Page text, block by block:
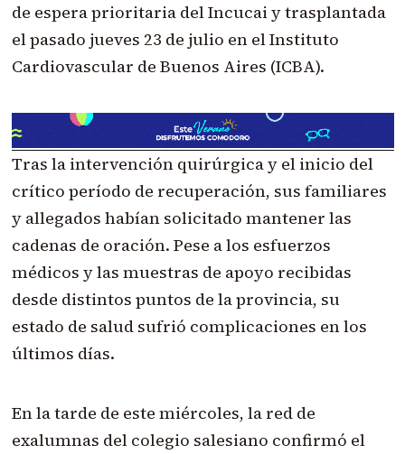
de espera prioritaria del Incucai y trasplantada
el pasado jueves 23 de julio en el Instituto
Cardiovascular de Buenos Aires (ICBA).
Tras la intervención quirúrgica y el inicio del
crítico período de recuperación, sus familiares
y allegados habían solicitado mantener las
cadenas de oración. Pese a los esfuerzos
médicos y las muestras de apoyo recibidas
desde distintos puntos de la provincia, su
estado de salud sufrió complicaciones en los
últimos días.
En la tarde de este miércoles, la red de
exalumnas del colegio salesiano confirmó el